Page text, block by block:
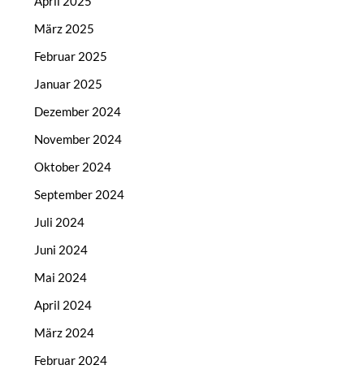
März 2025
Februar 2025
Januar 2025
Dezember 2024
November 2024
Oktober 2024
September 2024
Juli 2024
Juni 2024
Mai 2024
April 2024
März 2024
Februar 2024